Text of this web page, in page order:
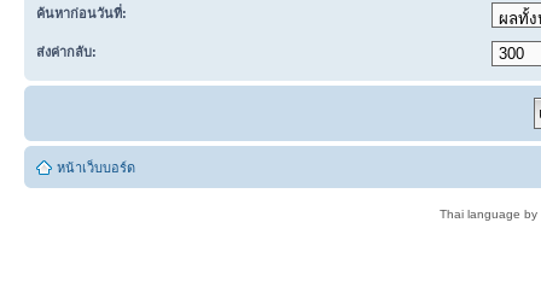
ค้นหาก่อนวันที่:
ส่งค่ากลับ:
หน้าเว็บบอร์ด
Thai language by